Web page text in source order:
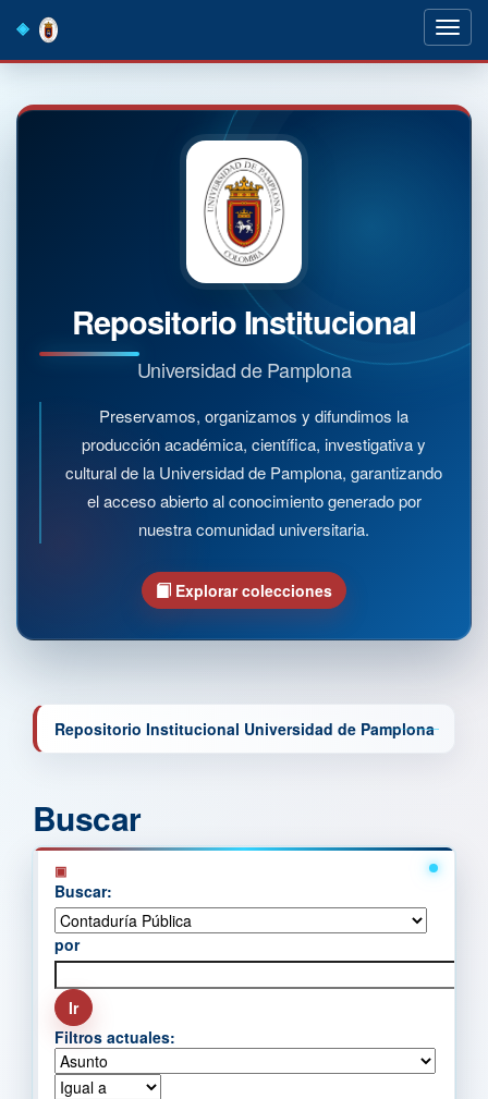
navigation
Repositorio Institucional
Universidad de Pamplona
Preservamos, organizamos y difundimos la
producción académica, científica, investigativa y
cultural de la Universidad de Pamplona, garantizando
el acceso abierto al conocimiento generado por
nuestra comunidad universitaria.
Explorar colecciones
Repositorio Institucional Universidad de Pamplona
Buscar
Buscar:
por
Filtros actuales: